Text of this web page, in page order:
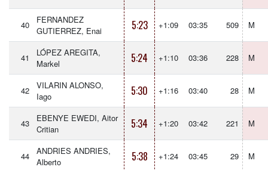
40
FERNANDEZ
GUTIERREZ, Enai
5:23 +1:09 03:35 509 M
41
LÓPEZ AREGITA,
Markel
5:24 +1:10 03:36 228 M
42
VILARIN ALONSO,
Iago
5:30 +1:16 03:40 28 M
43
EBENYE EWEDI, Aitor
Critian
5:34 +1:20 03:42 221 M
44
ANDRIES ANDRIES,
Alberto
5:38 +1:24 03:45 29 M